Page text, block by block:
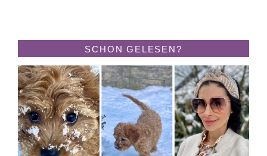
SCHON GELESEN?